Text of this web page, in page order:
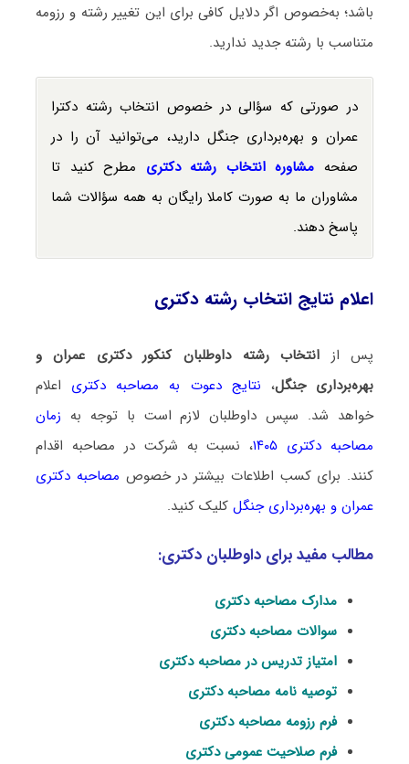
باشد؛ به‌خصوص اگر دلایل کافی برای این تغییر رشته و رزومه
متناسب با رشته جدید ندارید.
در صورتی که سؤالی در خصوص انتخاب رشته دکترا
عمران و بهره‌برداری جنگل دارید، می‌توانید آن را در
صفحه مشاوره انتخاب رشته دکتری مطرح کنید تا
مشاوران ما به صورت کاملا رایگان به همه سؤالات شما
پاسخ دهند.
اعلام نتایج انتخاب رشته دکتری
پس از انتخاب رشته داوطلبان کنکور دکتری عمران و
بهره‌برداری جنگل، نتایج دعوت به مصاحبه دکتری اعلام
خواهد شد. سپس داوطلبان لازم است با توجه به زمان
مصاحبه دکتری ۱۴۰۵
، نسبت به شرکت در مصاحبه اقدام
کنند. برای کسب اطلاعات بیشتر در خصوص مصاحبه دکتری
عمران و بهره‌برداری جنگلکلیک کنید.
مطالب مفید برای داوطلبان دکتری:
مدارک مصاحبه دکتری
سوالات مصاحبه دکتری
امتیاز تدریس در مصاحبه دکتری
توصیه نامه مصاحبه دکتری
فرم رزومه مصاحبه دکتری
فرم صلاحیت عمومی دکتری